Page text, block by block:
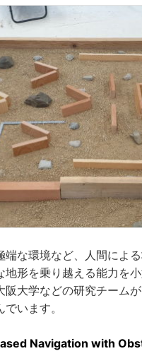
端な環境など、人間によ
地形を乗り越える能力を
阪大学などの研究チーム
います。
Navigation with